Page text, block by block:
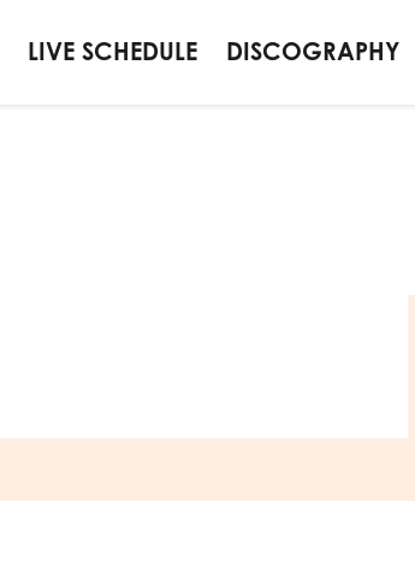
LIVE SCHEDULE DISCOGRAPHY